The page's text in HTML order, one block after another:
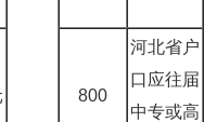
800
河北省户
口应往届
中专或高